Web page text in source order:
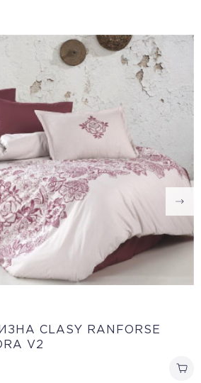
CLASY RANFORSE
V2